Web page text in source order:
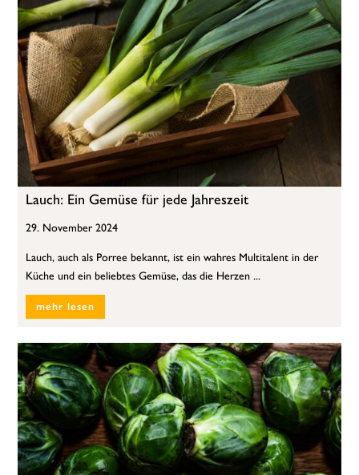
Lauch: Ein Gemüse für jede Jahreszeit
29. November 2024
Lauch, auch als Porree bekannt, ist ein wahres Multitalent in der
Küche und ein beliebtes Gemüse, das die Herzen ...
mehr lesen